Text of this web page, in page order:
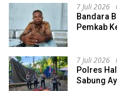
7 Juli 2026
Bandara
Pemkab
7 Juli 2026
Polres
Sabung